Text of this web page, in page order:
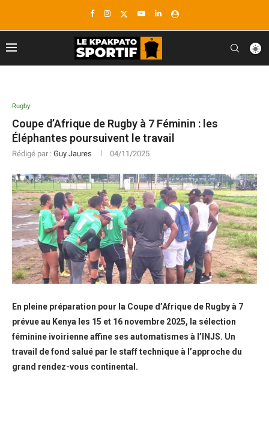
Rugby
Coupe d’Afrique de Rugby à 7 Féminin : les
Éléphantes poursuivent le travail
Rédigé par : Guy Jaures 04/11/2025
En pleine préparation pour la Coupe d’Afrique de Rugby à 7
prévue au Kenya les 15 et 16 novembre 2025, la sélection
féminine ivoirienne affine ses automatismes à l’INJS. Un
travail de fond salué par le staff technique à l’approche du
grand rendez-vous continental.